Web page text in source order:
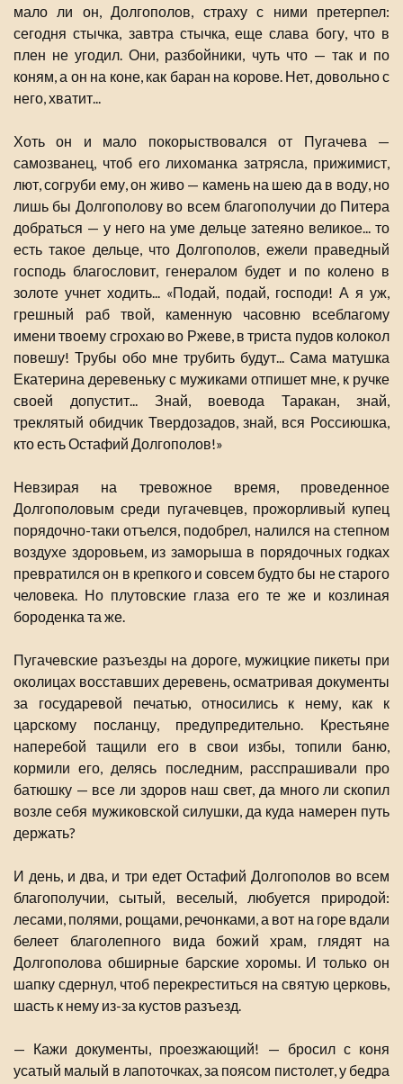
мало ли он, Долгополов, страху с ними претерпел:
сегодня стычка, завтра стычка, еще слава богу, что в
плен не угодил. Они, разбойники, чуть что — так и по
коням, а он на коне, как баран на корове. Нет, довольно с
него, хватит...
Хоть он и мало покорыствовался от Пугачева —
самозванец, чтоб его лихоманка затрясла, прижимист,
лют, согруби ему, он живо — камень на шею да в воду, но
лишь бы Долгополову во всем благополучии до Питера
добраться — у него на уме дельце затеяно великое... то
есть такое дельце, что Долгополов, ежели праведный
господь благословит, генералом будет и по колено в
золоте учнет ходить... «Подай, подай, господи! А я уж,
грешный раб твой, каменную часовню всеблагому
имени твоему сгрохаю во Ржеве, в триста пудов колокол
повешу! Трубы обо мне трубить будут... Сама матушка
Екатерина деревеньку с мужиками отпишет мне, к ручке
своей допустит... Знай, воевода Таракан, знай,
треклятый обидчик Твердозадов, знай, вся Россиюшка,
кто есть Остафий Долгополов!»
Невзирая на тревожное время, проведенное
Долгополовым среди пугачевцев, прожорливый купец
порядочно-таки отъелся, подобрел, налился на степном
воздухе здоровьем, из заморыша в порядочных годках
превратился он в крепкого и совсем будто бы не старого
человека. Но плутовские глаза его те же и козлиная
бороденка та же.
Пугачевские разъезды на дороге, мужицкие пикеты при
околицах восставших деревень, осматривая документы
за государевой печатью, относились к нему, как к
царскому посланцу, предупредительно. Крестьяне
наперебой тащили его в свои избы, топили баню,
кормили его, делясь последним, расспрашивали про
батюшку — все ли здоров наш свет, да много ли скопил
возле себя мужиковской силушки, да куда намерен путь
держать?
И день, и два, и три едет Остафий Долгополов во всем
благополучии, сытый, веселый, любуется природой:
лесами, полями, рощами, речонками, а вот на горе вдали
белеет благолепного вида божий храм, глядят на
Долгополова обширные барские хоромы. И только он
шапку сдернул, чтоб перекреститься на святую церковь,
шасть к нему из-за кустов разъезд.
— Кажи документы, проезжающий! — бросил с коня
усатый малый в лапоточках, за поясом пистолет, у бедра